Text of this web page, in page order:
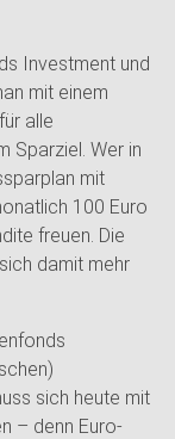
Investment und
mit einem
alle
Sparziel. Wer in
mit
100 Euro
freuen. Die
damit mehr
sich heute mit
– denn Euro-